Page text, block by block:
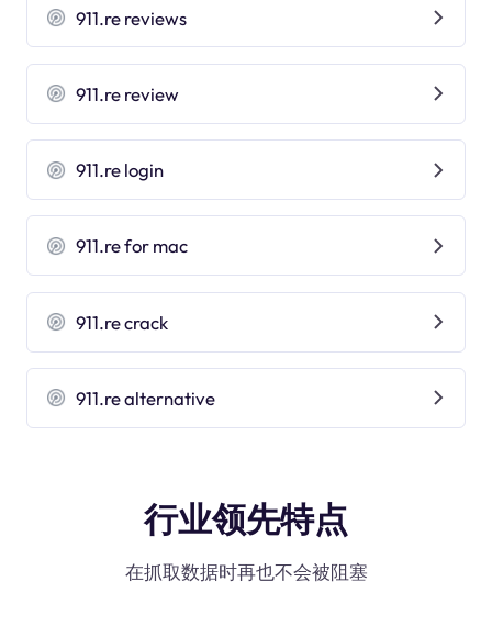
911.re reviews
911.re review
911.re login
911.re for mac
911.re crack
911.re alternative
行业领先特点
在抓取数据时再也不会被阻塞